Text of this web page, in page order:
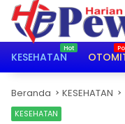
Langsung
konten
KESEHATAN
Beranda KESEHATAN
KESEHATAN